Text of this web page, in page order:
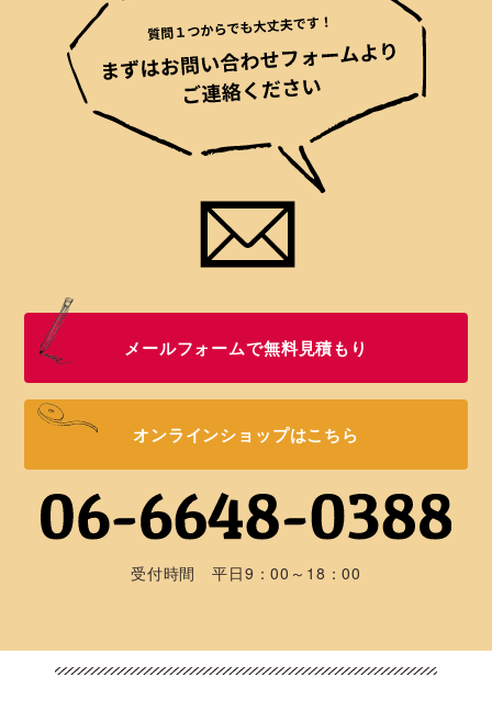
メールフォームで無料見積もり
オンラインショップはこちら
受付時間 平日9：00～18：00